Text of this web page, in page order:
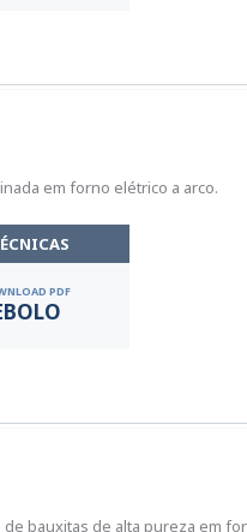
em forno elétrico a arco.
PDF
bauxitas de alta pureza em